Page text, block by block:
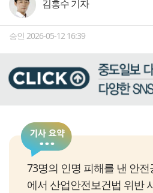
김흥수 기자
승인 2026-05-12 16:39
73명의 인명 피해를 낸 안
에서 산업안전보건법 위반